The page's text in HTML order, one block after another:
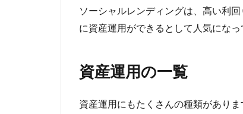
ソーシャルレンディングは、高い利
に資産運用ができるとして人気になっ
資産運用の一覧
資産運用にもたくさんの種類がありま